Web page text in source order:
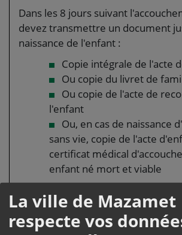
La ville de Mazamet
respecte vos
Dans les 8 jours suivant
devez transmettre un document
naissance de l'enfant :
Copie intégrale de l'acte
Ou copie du livret de
Ou copie de l'acte de
l'enfant
Ou, en cas de naissance
sans vie, copie de l'acte
certificat médical
enfant né mort et viable
de 21 ou 28 jours, vous devez
chef de service vos dates de congé